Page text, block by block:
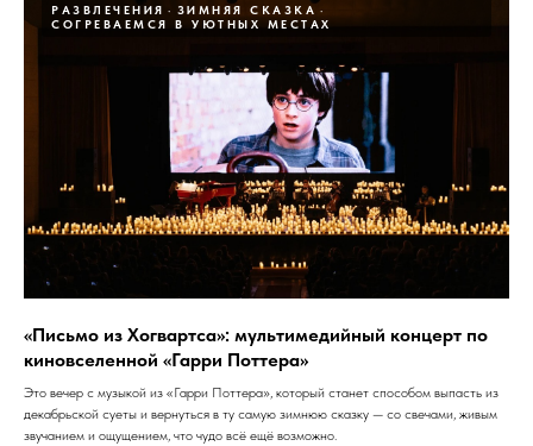
РАЗВЛЕЧЕНИЯ
ЗИМНЯЯ СКАЗКА
СОГРЕВАЕМСЯ В УЮТНЫХ МЕСТАХ
«Письмо из Хогвартса»: мультимедийный концерт по
киновселенной «Гарри Поттера»
Это вечер с музыкой из «Гарри Поттера», который станет способом выпасть из
декабрьской суеты и вернуться в ту самую зимнюю сказку — со свечами, живым
звучанием и ощущением, что чудо всё ещё возможно.